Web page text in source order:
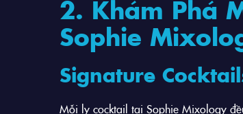
2. Khám Phá
Sophie
Signature
Mỗi ly cocktail tại Sophie Mixology